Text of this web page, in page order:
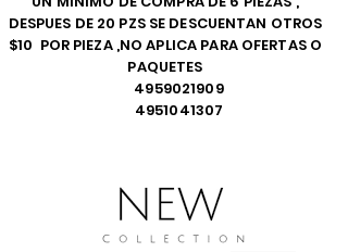
DESPUES DE 20 PZS SE DESCUENTAN OTROS
$10 POR PIEZA ,NO APLICA PARA OFERTAS O
PAQUETES
4959021909
4951041307